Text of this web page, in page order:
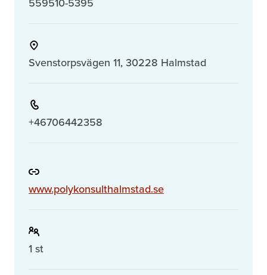
Svenstorpsvägen 11, 30228 Halmstad
+46706442358
www.polykonsulthalmstad.se
1 st